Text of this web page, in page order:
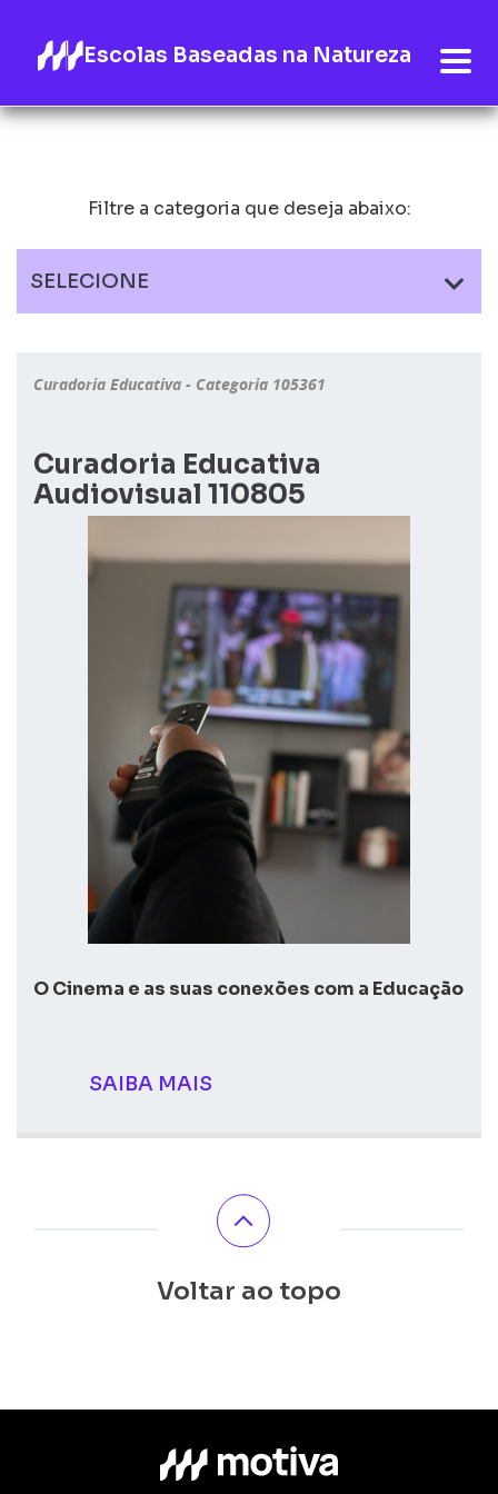
Escolas Baseadas na Natureza
Filtre a categoria que deseja abaixo:
SELECIONE
Curadoria Educativa - Categoria 105361
Curadoria Educativa
Audiovisual 110805
O Cinema e as suas conexões com a Educação
SAIBA MAIS
Voltar ao topo